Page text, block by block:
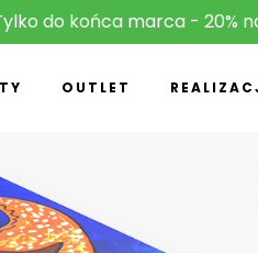
do końca marca - 20%
OUTLET